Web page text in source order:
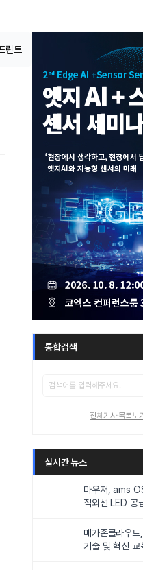
통합검색
전체기사 목록보
실시간 뉴스
마우저, ams
적외선 LED 공
메가존클라우드
기술 및 혁신